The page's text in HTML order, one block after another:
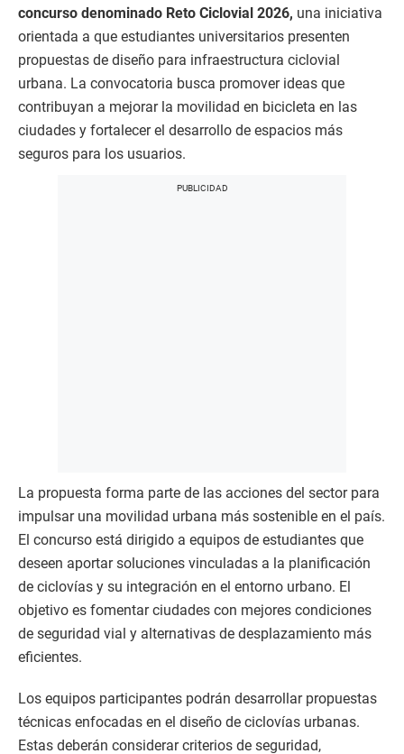
concurso denominado Reto Ciclovial 2026, una iniciativa
orientada a que estudiantes universitarios presenten
propuestas de diseño para infraestructura ciclovial
urbana. La convocatoria busca promover ideas que
contribuyan a mejorar la movilidad en bicicleta en las
ciudades y fortalecer el desarrollo de espacios más
seguros para los usuarios.
La propuesta forma parte de las acciones del sector para
impulsar una movilidad urbana más sostenible en el país.
El concurso está dirigido a equipos de estudiantes que
deseen aportar soluciones vinculadas a la planificación
de ciclovías y su integración en el entorno urbano. El
objetivo es fomentar ciudades con mejores condiciones
de seguridad vial y alternativas de desplazamiento más
eficientes.
Los equipos participantes podrán desarrollar propuestas
técnicas enfocadas en el diseño de ciclovías urbanas.
Estas deberán considerar criterios de seguridad,